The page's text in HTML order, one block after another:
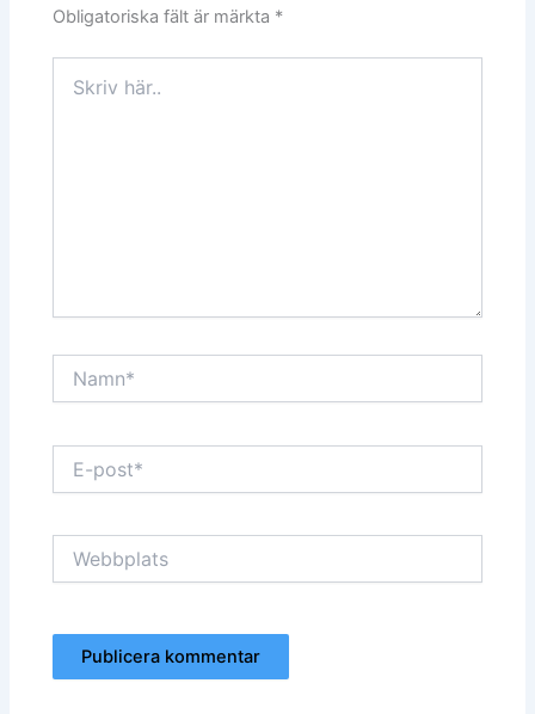
Obligatoriska fält är märkta *
här..
post*